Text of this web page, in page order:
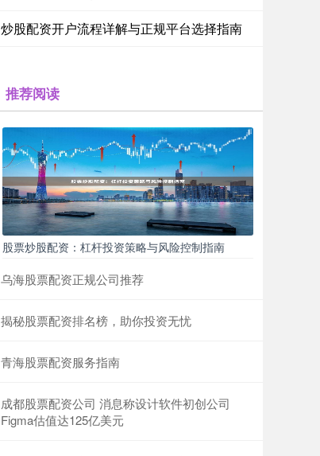
炒股配资开户流程详解与正规平台选择指南
推荐阅读
股票炒股配资：杠杆投资策略与风险控制指南
乌海股票配资正规公司推荐
揭秘股票配资排名榜，助你投资无忧
青海股票配资服务指南
成都股票配资公司 消息称设计软件初创公司
Figma估值达125亿美元